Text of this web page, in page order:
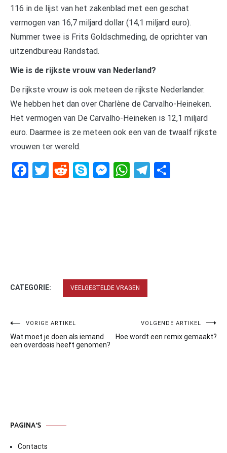
116 in de lijst van het zakenblad met een geschat
vermogen van 16,7 miljard dollar (14,1 miljard euro).
Nummer twee is Frits Goldschmeding, de oprichter van
uitzendbureau Randstad.
Wie is de rijkste vrouw van Nederland?
De rijkste vrouw is ook meteen de rijkste Nederlander.
We hebben het dan over Charlène de Carvalho-Heineken.
Het vermogen van De Carvalho-Heineken is 12,1 miljard
euro. Daarmee is ze meteen ook een van de twaalf rijkste
vrouwen ter wereld.
Facebook
Twitter
RedditSkypeMessenger
WhatsApp
Telegram
CATEGORIE: VEELGESTELDE VRAGEN
Bericht
navigatie
VORIGE ARTIKEL
Wat moet je doen als iemand
een overdosis heeft genomen?
VOLGENDE ARTIKEL
Hoe wordt een remix gemaakt?
PAGINA’S
Contacts